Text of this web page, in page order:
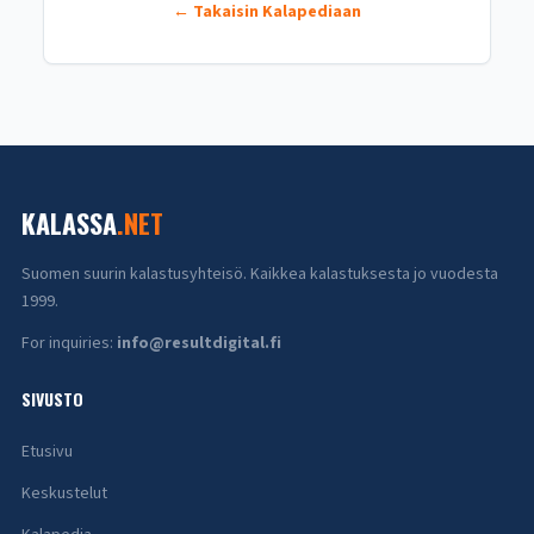
← Takaisin Kalapediaan
KALASSA.NET
Suomen suurin kalastusyhteisö. Kaikkea kalastuksesta jo vuodesta
1999.
For inquiries: info@resultdigital.fi
SIVUSTO
Etusivu
Keskustelut